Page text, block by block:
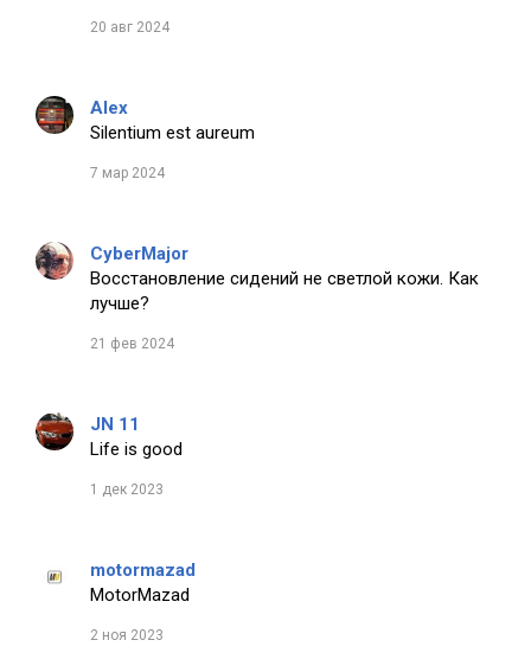
20 авг 2024
Alex
Silentium est aureum
7 мар 2024
CyberMajor
Восстановление сидений не светлой кожи. Как
лучше?
21 фев 2024
JN 11
Life is good
1 дек 2023
motormazad
MotorMazad
2 ноя 2023